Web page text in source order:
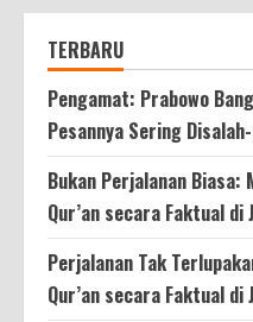
TERBARU
Pengamat: Prabowo
Pesannya Sering
Bukan Perjalanan Biasa:
Qur’an secara Faktual di
Perjalanan Tak
Qur’an secara Faktual di